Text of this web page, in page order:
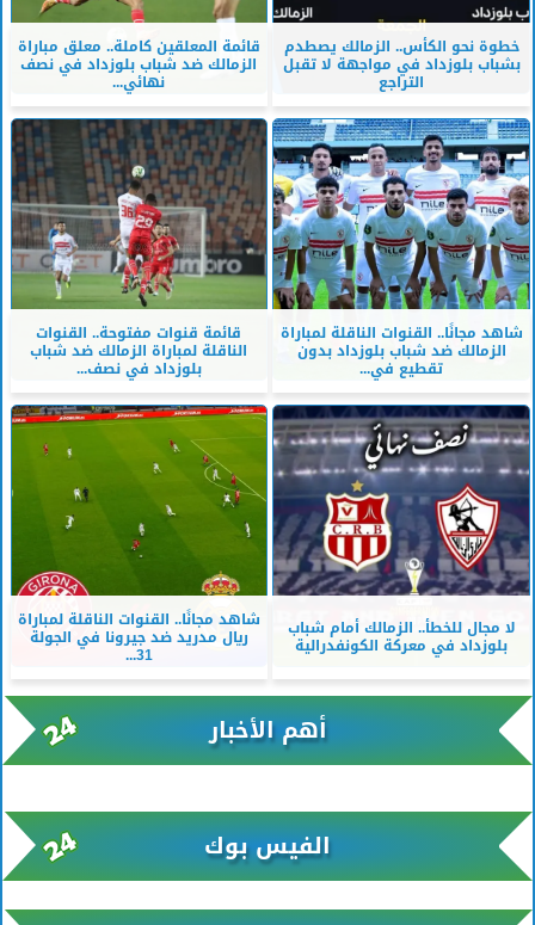
خطوة نحو الكأس.. الزمالك يصطدم
بشباب بلوزداد في مواجهة لا تقبل
التراجع
قائمة المعلقين كاملة.. معلق مباراة
الزمالك ضد شباب بلوزداد في نصف
نهائي...
شاهد مجانًا.. القنوات الناقلة لمباراة
الزمالك ضد شباب بلوزداد بدون
تقطيع في...
قائمة قنوات مفتوحة.. القنوات
الناقلة لمباراة الزمالك ضد شباب
بلوزداد في نصف...
لا مجال للخطأ.. الزمالك أمام شباب
بلوزداد في معركة الكونفدرالية
شاهد مجانًا.. القنوات الناقلة لمباراة
ريال مدريد ضد جيرونا في الجولة
31...
أهم الأخبار
الفيس بوك